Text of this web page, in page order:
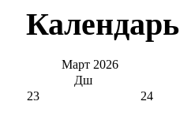
Календарь
Март 2026
Дш
23
24